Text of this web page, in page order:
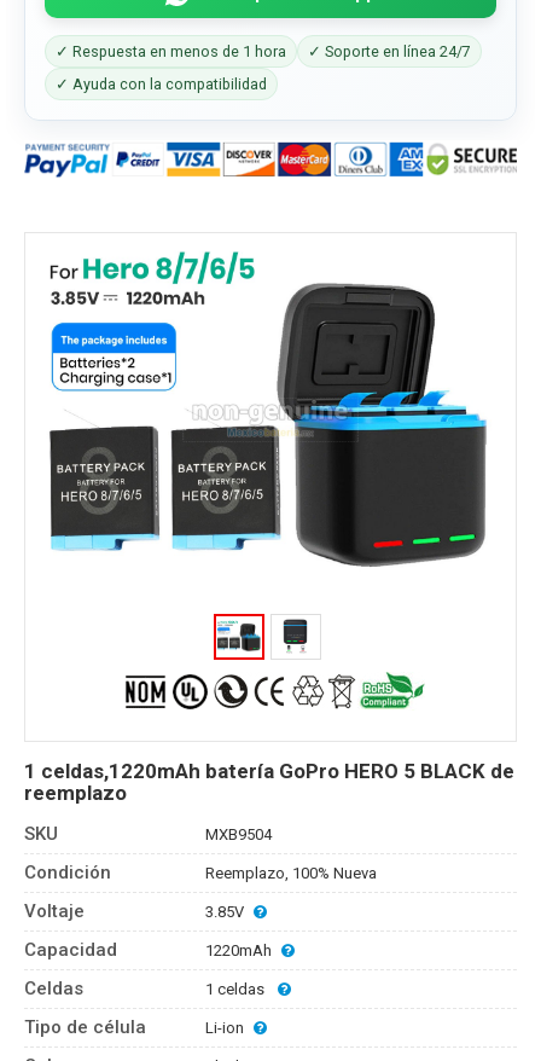
✓ Respuesta en menos de 1 hora
✓ Soporte en línea 24/7
✓ Ayuda con la compatibilidad
1 celdas,1220mAh batería GoPro HERO 5 BLACK de
reemplazo
SKU MXB9504
Condición Reemplazo, 100% Nueva
Voltaje 3.85V
Capacidad 1220mAh
Celdas 1 celdas
Tipo de célula Li-ion